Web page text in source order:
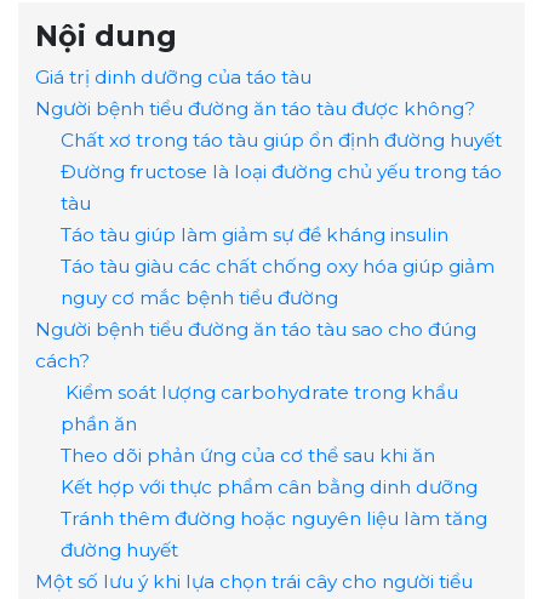
Nội dung
Giá trị dinh dưỡng của táo tàu
Người bệnh tiểu đường ăn táo tàu được không?
Chất xơ trong táo tàu giúp ổn định đường huyết
Đường fructose là loại đường chủ yếu trong táo
tàu
Táo tàu giúp làm giảm sự đề kháng insulin
Táo tàu giàu các chất chống oxy hóa giúp giảm
nguy cơ mắc bệnh tiểu đường
Người bệnh tiểu đường ăn táo tàu sao cho đúng
cách?
Kiểm soát lượng carbohydrate trong khẩu
phần ăn
Theo dõi phản ứng của cơ thể sau khi ăn
Kết hợp với thực phẩm cân bằng dinh dưỡng
Tránh thêm đường hoặc nguyên liệu làm tăng
đường huyết
Một số lưu ý khi lựa chọn trái cây cho người tiểu